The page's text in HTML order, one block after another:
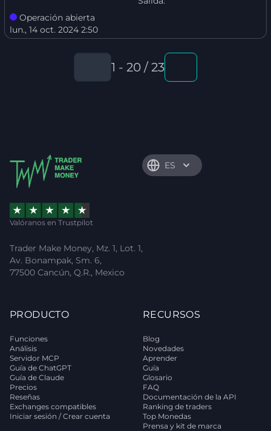
Operación abierta
lun., 14 oct. 2024 2:50
1 - 20 / 23
ES
Valóranos en Trustpilot
Trader Make Money, Mz. 1, Lot. 1,
Av. Bonampak, Sm. 6,
77500 Cancún, Q.R., Mexico
PRODUCTO
Funciones
Análisis
Servidor MCP
Guía de ChatGPT
Guía de Claude
Precios
Reseñas
Exchanges compatibles
Iniciar sesión / Crear cuenta
RECURSOS
Blog
Novedades
Aprender
Guía
Glosario
FAQ
Documentación de la API
Ranking de traders
Top Monedas
Prensa y kit de marca